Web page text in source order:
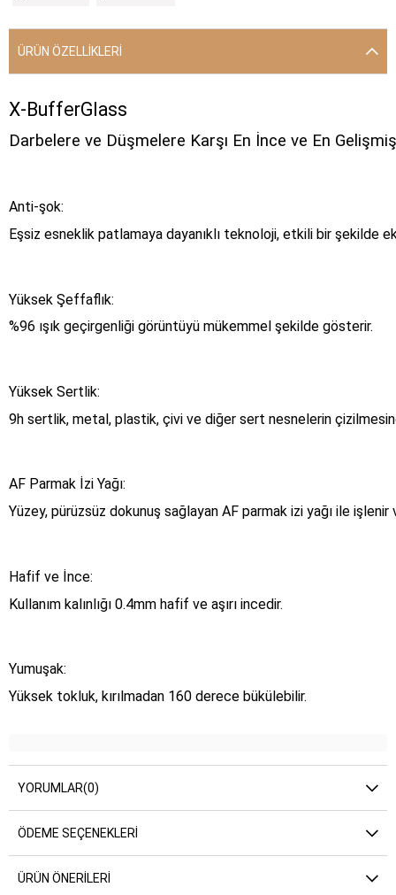
ÜRÜN ÖZELLIKLERI
X-BufferGlass
Darbelere ve Düşmelere Karşı En İnce ve En
Anti-şok:
Eşsiz esneklik patlamaya dayanıklı teknoloji, etkili bir şekilde
Yüksek Şeffaflık:
%96 ışık geçirgenliği görüntüyü mükemmel şekilde gösterir.
Yüksek Sertlik:
9h sertlik, metal, plastik, çivi ve diğer sert nesnelerin
AF Parmak İzi Yağı:
Yüzey, pürüzsüz dokunuş sağlayan AF parmak izi yağı ile
Hafif ve İnce:
Kullanım kalınlığı 0.4mm hafif ve aşırı incedir.
Yumuşak:
Yüksek tokluk, kırılmadan 160 derece bükülebilir.
YORUMLAR(0)
ÖDEME SEÇENEKLERI
ÜRÜN ÖNERILERI